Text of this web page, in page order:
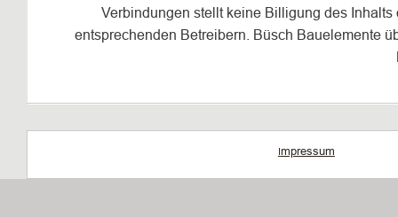
Impressum
Verbindungen stellt keine Billigung des
entsprechenden Betreibern. Büsch Bauelemente